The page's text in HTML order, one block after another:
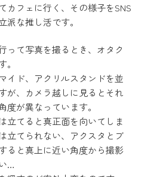
カフェに行く、その様子をSNS
派な推し活です。
って写真を撮るとき、オタク
イド、アクリルスタンドを並
が、カメラ越しに見るとそれ
度が異なっています。
立てると真正面を向いてしま
立てられない、アクスタとブ
ると真上に近い角度から撮影
…